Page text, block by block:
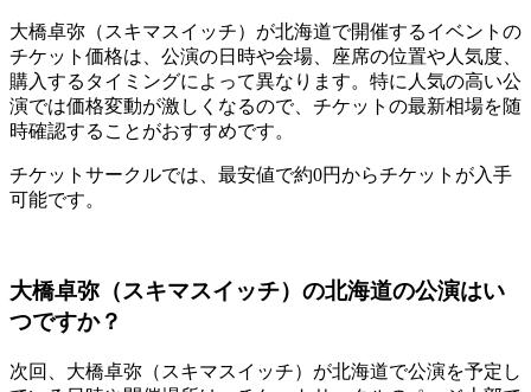
大橋卓弥（スキマスイッチ）が北海道で開催するイベントの
チケット価格は、公演の日時や会場、座席の位置や人気度、
購入するタイミングによって異なります。特に人気の高い公
演では価格変動が激しくなるので、チケットの最新相場を随
時確認することがおすすめです。
チケットサークルでは、最安値で約0円からチケットが入手
可能です。
大橋卓弥（スキマスイッチ）の北海道の公演はい
つですか？
次回、大橋卓弥（スキマスイッチ）が北海道で公演を予定し